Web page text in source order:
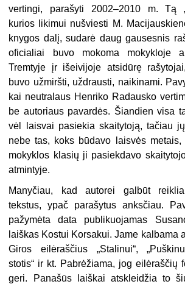
vertingi, parašyti 2002–2010 m. Tą
kurios likimui nušviesti M.
knygos dalį, sudarė daug gausesnis
oficialiai buvo mokoma mokykloje
Tremty­je įr išeivijoje atsidūrę
buvo užmiršti, uždraus­ti, naikinami.
kai neutralaus Henriko Radausko
be autoriaus pavardės. Šiandien visa
vėl laisvai pasiekia skaitytoją, tačiau
nebe tas, koks būdavo laisvės
mokyklos klasių ji pasiekdavo
atmintyje.
Manyčiau, kad autorei galbūt
tekstus, ypač pa­rašytus anksčiau.
pažymėta data publikuojamas
laiškas Kostui Korsakui. Jame kalbama
Giros eilėraščius „Stalinui“,
stotis“ ir kt. Pabrė­žiama, jog eilėraščių
geri. Panašūs laiškai atskleidžia to